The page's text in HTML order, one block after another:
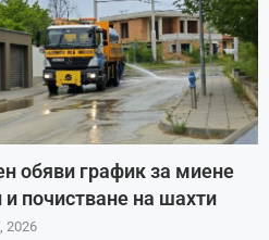
обяви график за миене
и почистване на шахти
2026